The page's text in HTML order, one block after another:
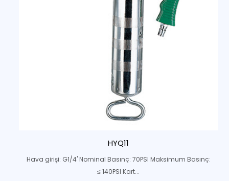
HYQ11
Hava girişi: G1/4' Nominal Basınç: 70PSI Maksimum Basınç:
≤ 140PSI Kart...